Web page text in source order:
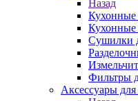
Назад
Кухонные
Сушилки
Фильтры
Аксессуары